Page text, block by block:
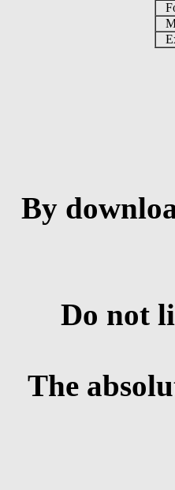
By
Do not
The